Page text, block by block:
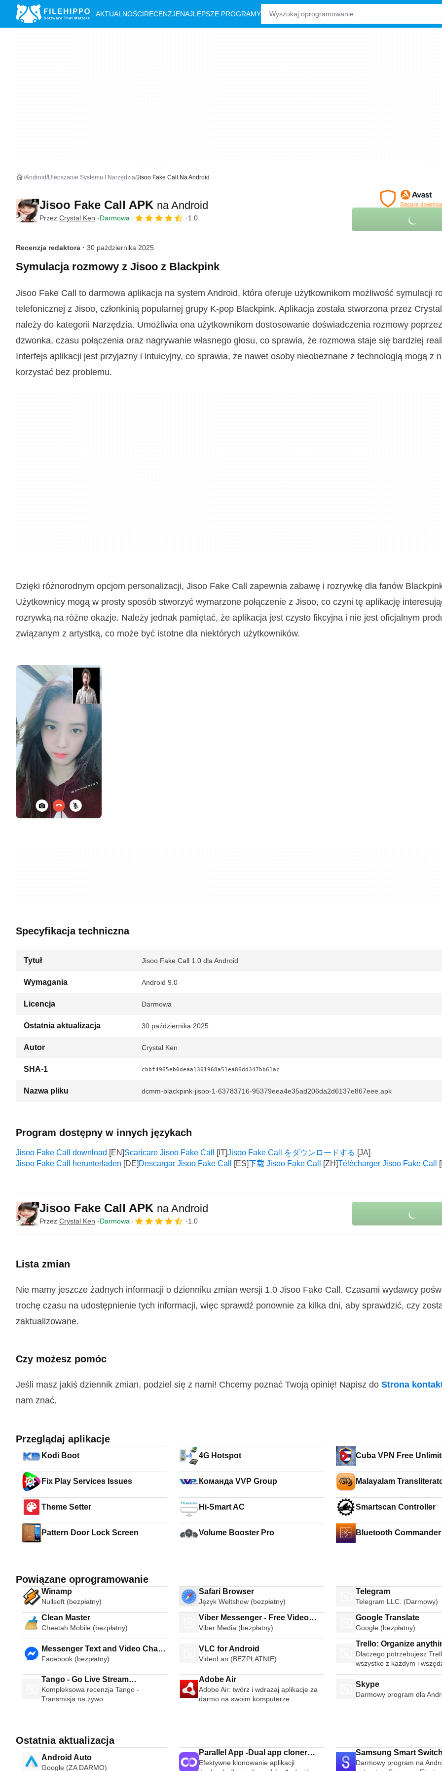
AKTUALNOŚCIRECENZJENAJLEPSZE PROGRAMY
Android Ulepszanie Systemu I Narzędzia Jisoo Fake Call Na Android
Jisoo Fake Call APK na Android
Przez Crystal Ken Darmowa 1.0
Recenzja redaktora · 30 października 2025
Symulacja rozmowy z Jisoo z Blackpink
Jisoo Fake Call to darmowa aplikacja na system Android, która oferuje użytkownikom możliwość symulacji
telefonicznej z Jisoo, członkinią popularnej grupy K-pop Blackpink. Aplikacja została stworzona przez
należy do kategorii Narzędzia. Umożliwia ona użytkownikom dostosowanie doświadczenia rozmowy
dzwonka, czasu połączenia oraz nagrywanie własnego głosu, co sprawia, że rozmowa staje się bardziej
Interfejs aplikacji jest przyjazny i intuicyjny, co sprawia, że nawet osoby nieobeznane z technologią mogą z
korzystać bez problemu.
Dzięki różnorodnym opcjom personalizacji, Jisoo Fake Call zapewnia zabawę i rozrywkę dla fanów
Użytkownicy mogą w prosty sposób stworzyć wymarzone połączenie z Jisoo, co czyni tę aplikację
rozrywką na różne okazje. Należy jednak pamiętać, że aplikacja jest czysto fikcyjna i nie jest oficjalnym
związanym z artystką, co może być istotne dla niektórych użytkowników.
Specyfikacja techniczna
Tytuł Jisoo Fake Call 1.0 dla Android
Wymagania Android 9.0
Licencja Darmowa
Ostatnia aktualizacja 30 października 2025
Autor Crystal Ken
SHA-1 cbbf4965eb0deaa1361968a51ea86dd347bb61ac
Nazwa pliku dcmm-blackpink-jisoo-1-63783716-95379eea4e35ad206da2d6137e867eee.apk
Program dostępny w innych językach
Jisoo Fake Call download Scaricare Jisoo Fake Call
Jisoo Fake Call をダウンロードする
Jisoo Fake Call herunterladen
Descargar Jisoo Fake Call 下载 Jisoo Fake Call Télécharger Jisoo Fake Call
Jisoo Fake Call APK na Android
Przez Crystal Ken Darmowa 1.0
Lista zmian
Nie mamy jeszcze żadnych informacji o dzienniku zmian wersji 1.0 Jisoo Fake Call. Czasami wydawcy
trochę czasu na udostępnienie tych informacji, więc sprawdź ponownie za kilka dni, aby sprawdzić, czy
zaktualizowane.
Czy możesz pomóc
Jeśli masz jakiś dziennik zmian, podziel się z nami! Chcemy poznać Twoją opinię! Napisz do Strona
nam znać.
Przeglądaj aplikacje
Kodi Boot 4G Hotspot Cuba VPN Free
Fix Play Services Issues Команда VVP Group Malayalam
Theme Setter Hi-Smart AC Smartscan Controller
Pattern Door Lock Screen Volume Booster Pro Bluetooth Commander
Powiązane oprogramowanie
Winamp
Nullsoft (bezpłatny)
Safari Browser
Język Weltshow (bezpłatny)
Telegram
Telegram LLC. (Darmowy)
Clean Master
Cheetah Mobile (bezpłatny)
Viber Messenger - Free Video
Calls Group Chats
Viber Media (bezpłatny)
Google Translate
Google (bezpłatny)
Messenger Text and Video Chat
for Free
Facebook (bezpłatny)
VLC for Android
VideoLan (BEZPŁATNIE)
Trello: Organize
anyone anywhere
Dlaczego potrzebujesz
wszystko z każdym i
Tango - Go Live Stream
Broadcast Live Video Chat
Kompleksowa recenzja Tango -
Transmisja na żywo
Adobe Air
Adobe Air: twórz i wdrażaj aplikacje za
darmo na swoim komputerze
Skype
Darmowy program dla
Ostatnia aktualizacja
Android Auto
Google (ZA DARMO)
Parallel App -Dual app cloner
Parallel Space
Efektywne klonowanie aplikacji
Samsung Smart
Darmowy program na